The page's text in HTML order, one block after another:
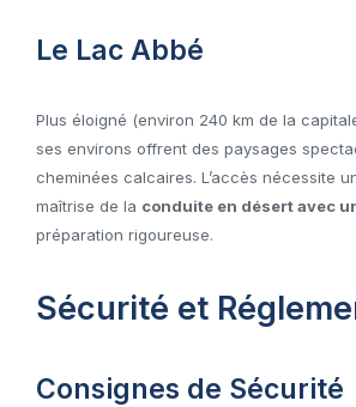
Le Lac Abbé
Plus éloigné (environ 240 km de la
ses environs offrent des paysages
cheminées calcaires. L’accès nécessite
maîtrise de la conduite en désert avec
préparation rigoureuse.
Sécurité et
Consignes de Sécurité